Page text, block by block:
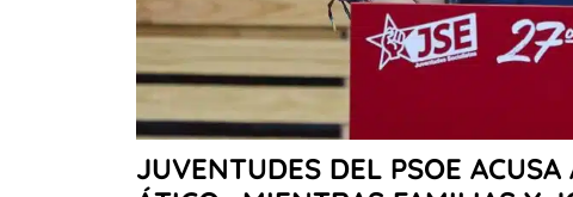
JUVENTUDES DEL PSOE